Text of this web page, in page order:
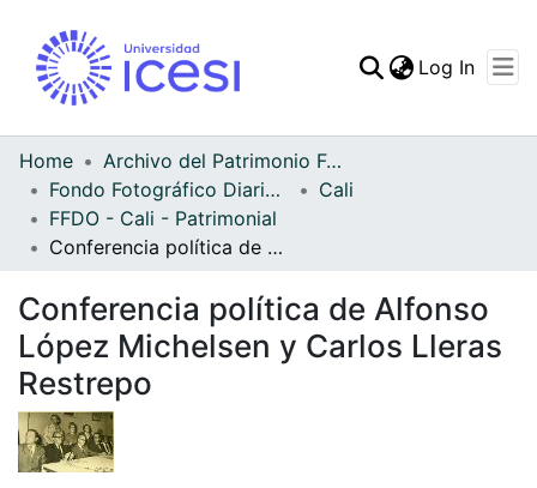
Statistics
Log In
Home
Archivo del Patrimonio Fotográfico y Fílmico del Valle del Cauca
Fondo Fotográfico Diario Occidente
Cali
FFDO - Cali - Patrimonial
Conferencia política de Alfonso López Michelsen y Carlos Lleras Restrepo
Conferencia política de Alfonso
López Michelsen y Carlos Lleras
Restrepo